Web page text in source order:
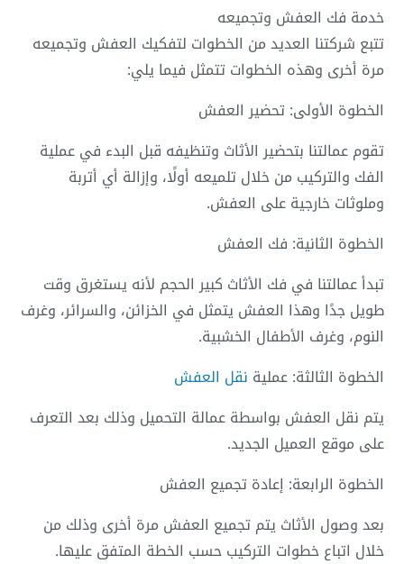
خدمة فك العفش وتجميعه
تتبع شركتنا العديد من الخطوات لتفكيك العفش وتجميعه
مرة أخرى وهذه الخطوات تتمثل فيما يلي:
الخطوة الأولى: تحضير العفش
تقوم عمالتنا بتحضير الأثاث وتنظيفه قبل البدء في عملية
الفك والتركيب من خلال تلميعه أولًا، وإزالة أي أتربة
وملوثات خارجية على العفش.
الخطوة الثانية: فك العفش
تبدأ عمالتنا في فك الأثاث كبير الحجم لأنه يستغرق وقت
طويل جدًا وهذا العفش يتمثل في الخزائن، والسرائر، وغرف
النوم، وغرف الأطفال الخشبية.
الخطوة الثالثة: عملية نقل العفش
يتم نقل العفش بواسطة عمالة التحميل وذلك بعد التعرف
على موقع العميل الجديد.
الخطوة الرابعة: إعادة تجميع العفش
بعد وصول الأثاث يتم تجميع العفش مرة أخرى وذلك من
خلال اتباع خطوات التركيب حسب الخطة المتفق عليها.